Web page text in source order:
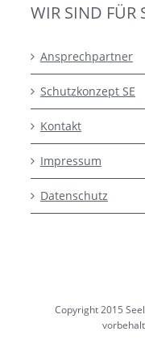
WIR SIND FÜR
Ansprechpartner
Schutzkonzept SE
Kontakt
Impressum
Datenschutz
Copyright 2015